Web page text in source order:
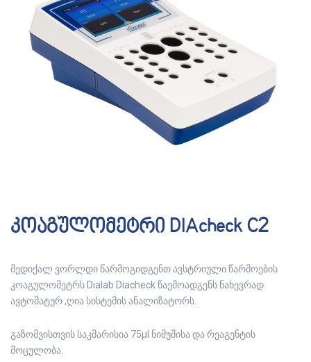
კოაგულომეტრი DIAcheck C2
მედიქალ ვორლდი წარმოგიდგენთ ავსტრიული წარმოების
კოაგულომეტრს Dialab Diacheck წაემოადგენს ნახევრად
ავტომატურ ,ღია სისტემის ანალიზატორს.
გაზომვისთვის საკმარისია 75µl ნიმუშისა და რეაგენტის
მოცულობა.